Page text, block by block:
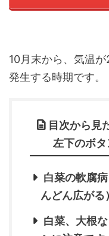
10月末から、気温
発生する時期です。
目次から見
左下のボ
白菜の軟腐
んどん広がる）
白菜、大根